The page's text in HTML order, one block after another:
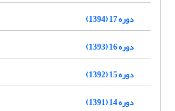
دوره 17 (1394)
دوره 16 (1393)
دوره 15 (1392)
دوره 14 (1391)